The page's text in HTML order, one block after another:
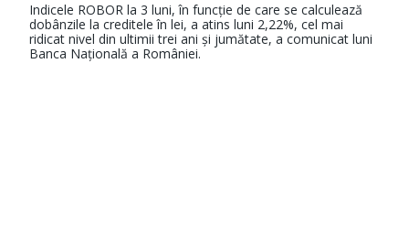
Indicele ROBOR la 3 luni, în funcție de care se calculează
dobânzile la creditele în lei, a atins luni 2,22%, cel mai
ridicat nivel din ultimii trei ani și jumătate, a comunicat luni
Banca Națională a României.